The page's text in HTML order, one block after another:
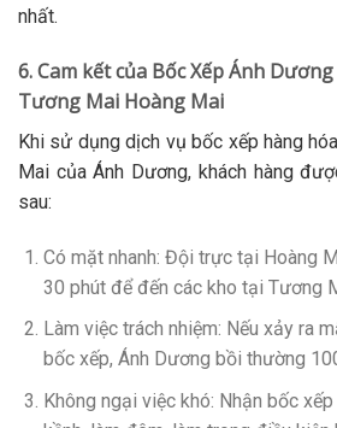
nhất.
6. Cam kết của Bốc Xếp Ánh
Tương Mai Hoàng Mai
Khi sử dụng dịch vụ bốc xếp hàng
Mai của Ánh Dương, khách hàng
sau:
Có mặt nhanh: Đội trực tại Hoàng
30 phút để đến các kho tại Tương
Làm việc trách nhiệm: Nếu xảy ra
bốc xếp, Ánh Dương bồi thường
Không ngại việc khó: Nhận bốc